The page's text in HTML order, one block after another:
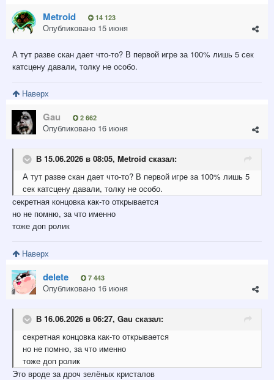
Metroid 14 123
Опубликовано 15 июня
А тут разве скан дает что-то? В первой игре за 100% лишь 5 сек
катсцену давали, толку не особо.
Наверх
Gau 2 662
Опубликовано 16 июня
В 15.06.2026 в 08:05, Metroid сказал:
А тут разве скан дает что-то? В первой игре за 100% лишь 5
сек катсцену давали, толку не особо.
секретная концовка как-то открывается
но не помню, за что именно
тоже доп ролик
Наверх
delete 7 443
Опубликовано 16 июня
В 16.06.2026 в 06:27, Gau сказал:
секретная концовка как-то открывается
но не помню, за что именно
тоже доп ролик
Это вроде за дроч зелёных кристалов